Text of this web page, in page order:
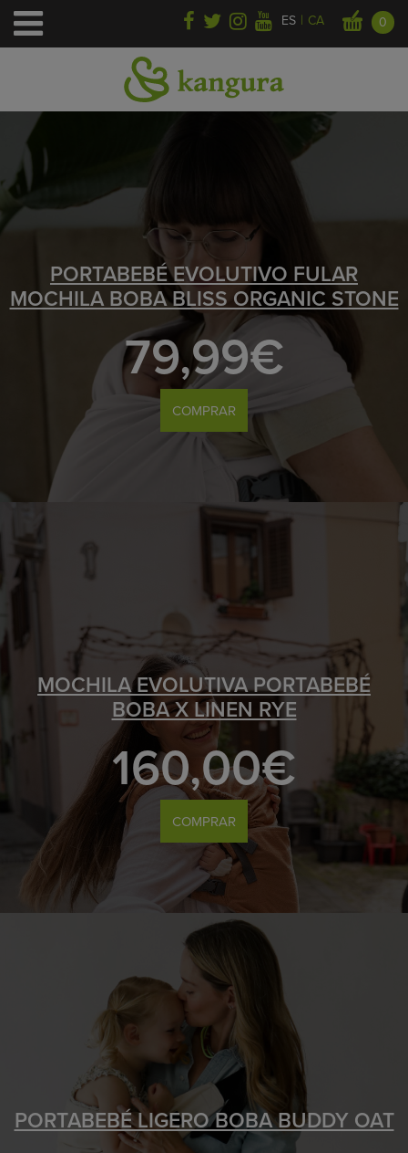
ES | CA 0
PORTABEBÉ EVOLUTIVO FULAR
MOCHILA BOBA BLISS ORGANIC STONE
79,99€
COMPRAR
MOCHILA EVOLUTIVA PORTABEBÉ
BOBA X LINEN RYE
160,00€
COMPRAR
PORTABEBÉ LIGERO BOBA BUDDY OAT